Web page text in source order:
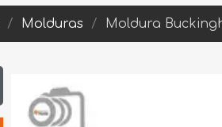
Molduras Moldura